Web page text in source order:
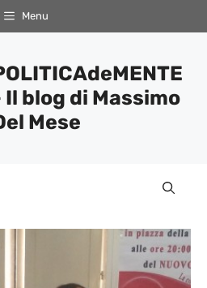
Menu
Il blog di Massimo
Mese